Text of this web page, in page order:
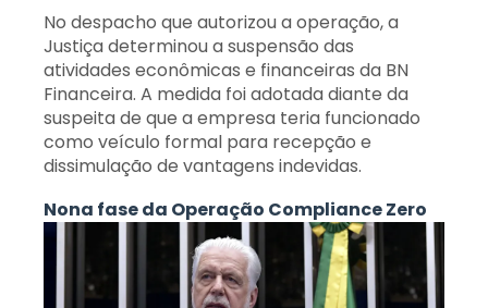
No despacho que autorizou a operação, a
Justiça determinou a suspensão das
atividades econômicas e financeiras da BN
Financeira. A medida foi adotada diante da
suspeita de que a empresa teria funcionado
como veículo formal para recepção e
dissimulação de vantagens indevidas.
Nona fase da Operação Compliance Zero